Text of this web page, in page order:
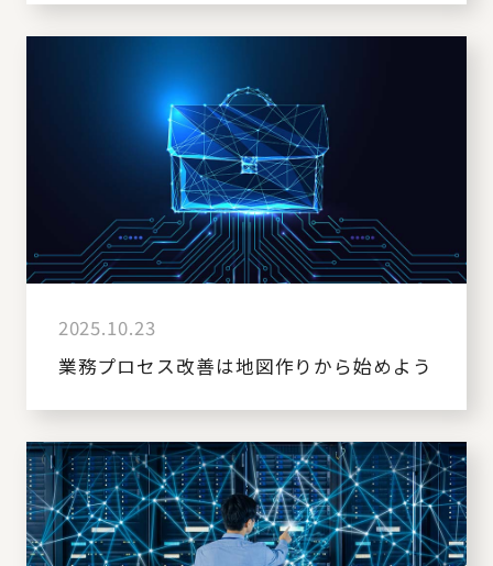
2025.10.23
業務プロセス改善は地図作りから始めよう